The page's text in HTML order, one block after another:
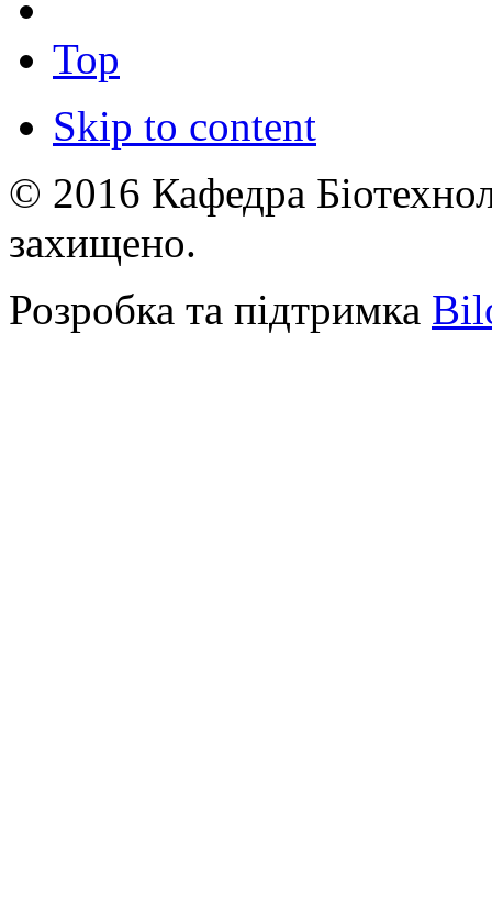
Top
Skip to content
© 2016 Кафедра
захищено.
Розробка та підтримка